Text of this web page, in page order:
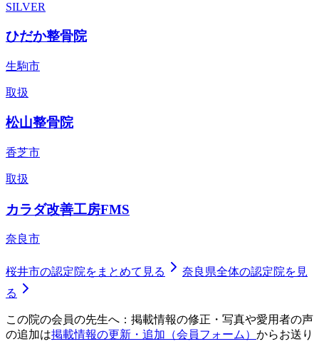
SILVER
ひだか整骨院
生駒市
取扱
松山整骨院
香芝市
取扱
カラダ改善工房FMS
奈良市
桜井市の認定院をまとめて見る 奈良県全体の認定院を見
る
この院の会員の先生へ：掲載情報の修正・写真や愛用者の声
の追加は掲載情報の更新・追加（会員フォーム） からお送り